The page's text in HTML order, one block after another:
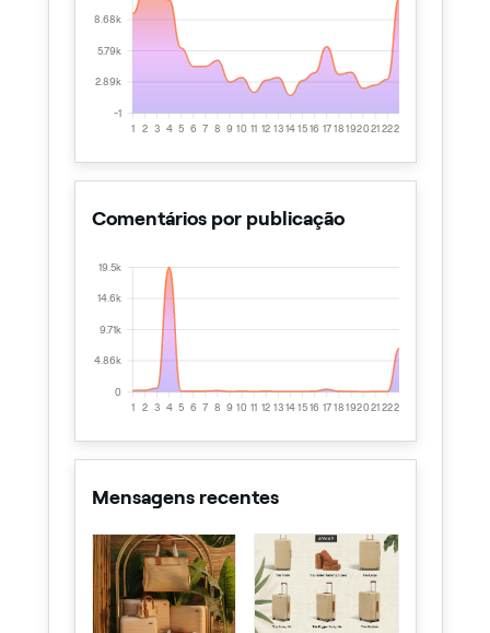
1 2 3 4 5 6 7 8 9 10 11 12 1314 15 16 17 18192021 2223
-1
2.89k
5.79k
8.68k
Comentários por publicação
1 2 3 4 5 6 7 8 9 10 11 12 1314 15 16 17 18192021 2223
0
4.86k
9.71k
14.6k
19.5k
Mensagens recentes